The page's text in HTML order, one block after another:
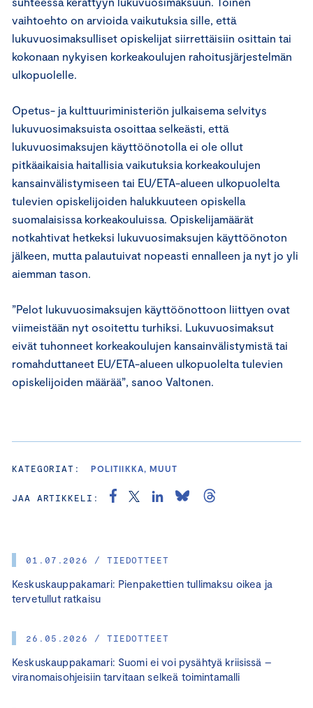
01.07.2026 / TIEDOTTEET
Keskuskauppakamari: Pienpakettien tullimaksu oikea ja
tervetullut ratkaisu
26.05.2026 / TIEDOTTEET
Keskuskauppakamari: Suomi ei voi pysähtyä kriisissä –
viranomaisohjeisiin tarvitaan selkeä toimintamalli
vaihtoehto on arvioida vaikutuksia sille, että
lukuvuosimaksulliset opiskelijat siirrettäisiin osittain tai
kokonaan nykyisen korkeakoulujen rahoitusjärjestelmän
ulkopuolelle.
Opetus- ja kulttuuriministeriön julkaisema selvitys
lukuvuosimaksuista osoittaa selkeästi, että
lukuvuosimaksujen käyttöönotolla ei ole ollut
pitkäaikaisia haitallisia vaikutuksia korkeakoulujen
kansainvälistymiseen tai EU/ETA-alueen ulkopuolelta
tulevien opiskelijoiden halukkuuteen opiskella
suomalaisissa korkeakouluissa. Opiskelijamäärät
notkahtivat hetkeksi lukuvuosimaksujen käyttöönoton
jälkeen, mutta palautuivat nopeasti ennalleen ja nyt jo yli
aiemman tason.
”Pelot lukuvuosimaksujen käyttöönottoon liittyen ovat
viimeistään nyt osoitettu turhiksi. Lukuvuosimaksut
eivät tuhonneet korkeakoulujen kansainvälistymistä tai
romahduttaneet EU/ETA-alueen ulkopuolelta tulevien
opiskelijoiden määrää”, sanoo Valtonen.
KATEGORIAT: POLITIIKKA, MUUT
JAA ARTIKKELI: